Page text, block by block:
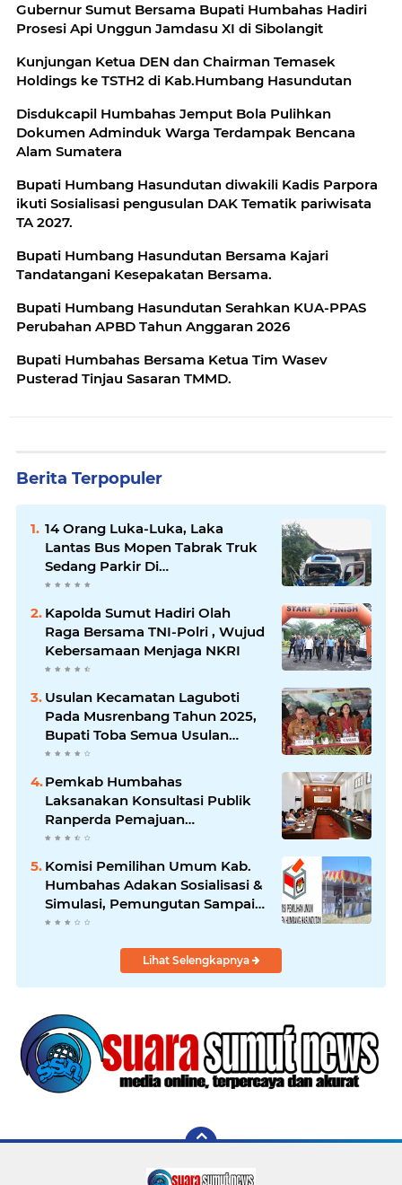
Gubernur Sumut Bersama Bupati Humbahas Hadiri
Prosesi Api Unggun Jamdasu XI di Sibolangit
Kunjungan Ketua DEN dan Chairman Temasek
Disdukcapil Humbahas Jemput Bola Pulihkan
Dokumen Adminduk Warga Terdampak Bencana
Alam Sumatera
Bupati Humbang Hasundutan diwakili Kadis Parpora
ikuti Sosialisasi pengusulan DAK Tematik pariwisata
TA 2027.
Bupati Humbang Hasundutan Bersama Kajari
Tandatangani Kesepakatan Bersama.
Bupati Humbang Hasundutan Serahkan KUA-PPAS
Perubahan APBD Tahun Anggaran 2026
Bupati Humbahas Bersama Ketua Tim Wasev
Pusterad Tinjau Sasaran TMMD.
Berita Terpopuler
14 Orang Luka-Luka, Laka
Lantas Bus Mopen Tabrak Truk
Sedang Parkir Di
Siborongborong
Kapolda Sumut Hadiri Olah
Raga Bersama TNI-Polri , Wujud
Kebersamaan Menjaga NKRI
Usulan Kecamatan Laguboti
Pada Musrenbang Tahun 2025,
Bupati Toba Semua Usulan
Harus Mendukung
Pertumbuhan Pariwisata.
Pemkab Humbahas
Laksanakan Konsultasi Publik
Ranperda Pemajuan
Kebudayaan Daerah
Komisi Pemilihan Umum Kab.
Humbahas Adakan Sosialisasi &
Simulasi, Pemungutan Sampai
Rekapitulasi Suara.
Lihat Selengkapnya